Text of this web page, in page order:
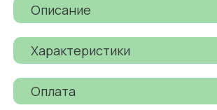
Описание
Характеристики
Оплата